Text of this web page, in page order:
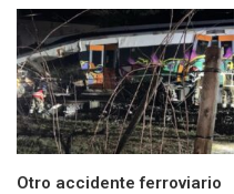
Otro accidente ferroviario